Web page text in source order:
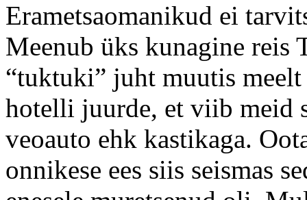
Erametsaomanikud ei
Meenub üks kunagine reis
“tuktuki” juht muutis
hotelli juurde, et viib meid
veoauto ehk kastikaga.
onnikese ees siis seismas